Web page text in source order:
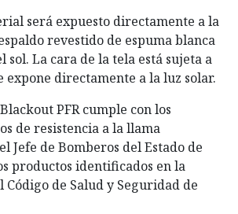
será expuesto directamente a la
revestido de espuma blanca
sol. La cara de la tela está sujeta a
expone directamente a la luz solar.
PFR cumple con los
de resistencia a la llama
Jefe de Bomberos del Estado de
productos identificados en la
Código de Salud y Seguridad de